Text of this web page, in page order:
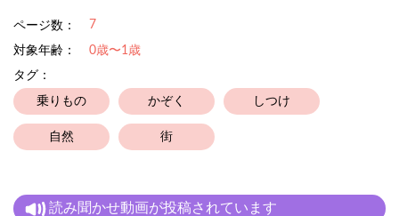
ページ数： 7
対象年齢：
0歳〜1歳
タグ：
乗りもの かぞく しつけ
自然 街
読み聞かせ動画が投稿されています